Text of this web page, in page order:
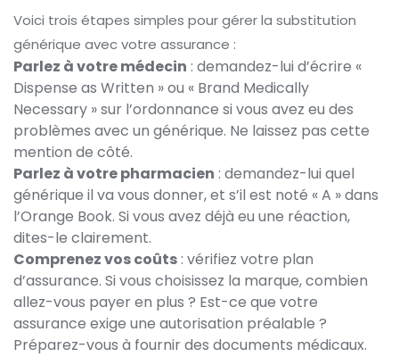
Voici trois étapes simples pour gérer la substitution
générique avec votre assurance :
Parlez à votre médecin : demandez-lui d’écrire «
Dispense as Written » ou « Brand Medically
Necessary » sur l’ordonnance si vous avez eu des
problèmes avec un générique. Ne laissez pas cette
mention de côté.
Parlez à votre pharmacien : demandez-lui quel
générique il va vous donner, et s’il est noté « A » dans
l’Orange Book. Si vous avez déjà eu une réaction,
dites-le clairement.
Comprenez vos coûts: vérifiez votre plan
d’assurance. Si vous choisissez la marque, combien
allez-vous payer en plus ? Est-ce que votre
assurance exige une autorisation préalable ?
Préparez-vous à fournir des documents médicaux.